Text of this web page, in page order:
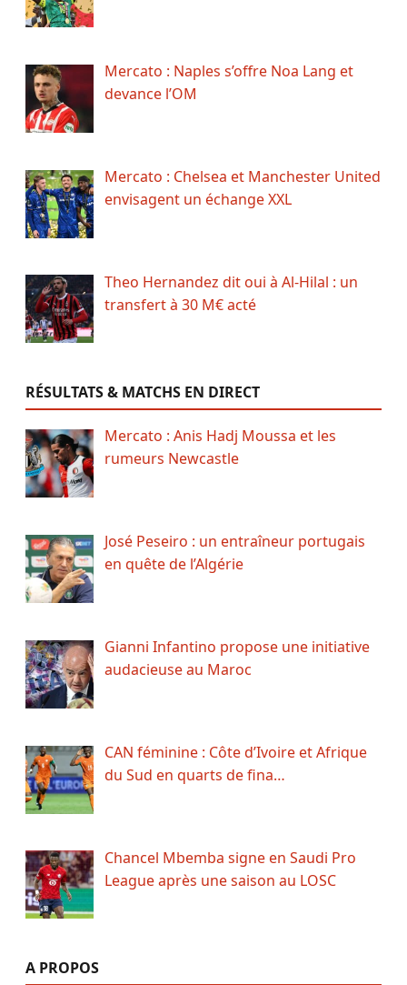
Mercato : Naples s’offre Noa Lang et
devance l’OM
Mercato : Chelsea et Manchester United
envisagent un échange XXL
Theo Hernandez dit oui à Al-Hilal : un
transfert à 30 M€ acté
RÉSULTATS & MATCHS EN DIRECT
Mercato : Anis Hadj Moussa et les
rumeurs Newcastle
José Peseiro : un entraîneur portugais
en quête de l’Algérie
Gianni Infantino propose une initiative
audacieuse au Maroc
CAN féminine : Côte d’Ivoire et Afrique
du Sud en quarts de fina…
Chancel Mbemba signe en Saudi Pro
League après une saison au LOSC
A PROPOS